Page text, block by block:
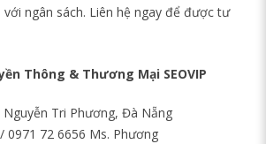
ngân sách. Liên hệ ngay để được tư
Thông & Thương Mại SEOVIP
Nguyễn Tri Phương, Đà Nẵng
0971 72 6656 Ms. Phương